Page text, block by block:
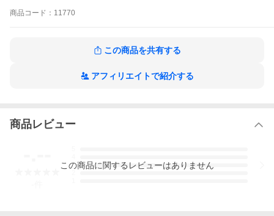
※ハンドメイドの為商品によってがたつきがある場合がありま
※植物の葉で編まれていますので色が多少異なる場合がありま
商品 コード： 11770
この商品を共有する
アフィリエイトで紹介する
商品レビュー
3
この商品に関するレビューはありません